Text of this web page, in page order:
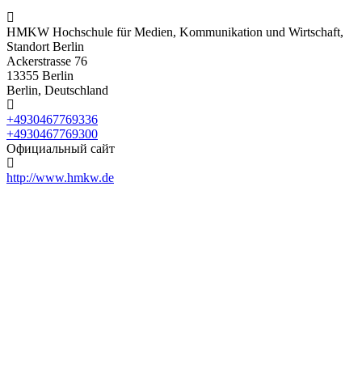
HMKW Hochschule für Medien, Kommunikation und Wirtschaft,
Standort Berlin
Ackerstrasse 76
13355 Berlin
Berlin, Deutschland
+4930467769336
+4930467769300
Официальный сайт
http://www.hmkw.de